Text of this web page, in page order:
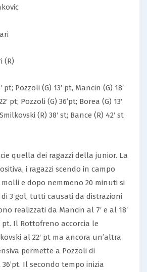
(R)
pt; Pozzoli (G) 13′ pt, Mancin (G) 18′
pt; Pozzoli (G) 36’pt; Borea (G) 13′
(R) 38′ st; Bance (R) 42′ st
quella dei ragazzi della junior. La
i ragazzi scendo in campo
e dopo nemmeno 20 minuti si
3 gol, tutti causati da distrazioni
realizzati da Mancin al 7′ e al 18′
pt. Il Rottofreno accorcia le
al 22′ pt ma ancora un’altra
permette a Pozzoli di
Il secondo tempo inizia